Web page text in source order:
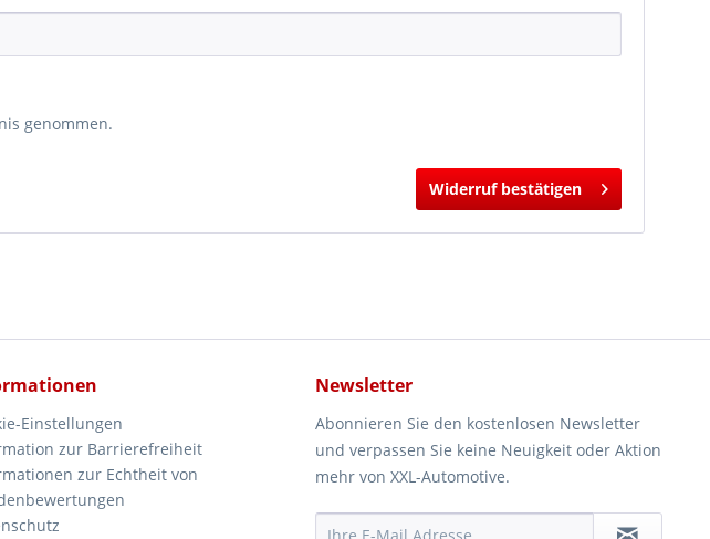
genommen.
Widerruf bestätigen
Einstellungen
zur Barrierefreiheit
zur Echtheit von
Newsletter
Abonnieren Sie den kostenlosen Newsletter
und verpassen Sie keine Neuigkeit oder Aktion
mehr von XXL-Automotive.